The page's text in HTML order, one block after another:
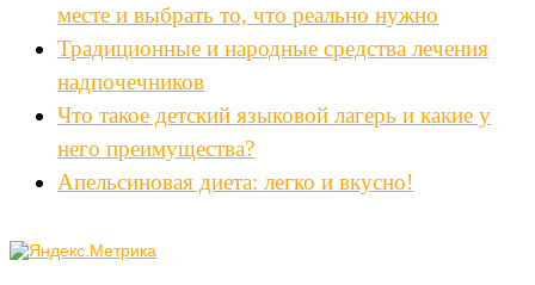
месте и выбрать то, что реально нужно
Традиционные и народные средства лечения
надпочечников
Что такое детский языковой лагерь и какие у
него преимущества?
Апельсиновая диета: легко и вкусно!